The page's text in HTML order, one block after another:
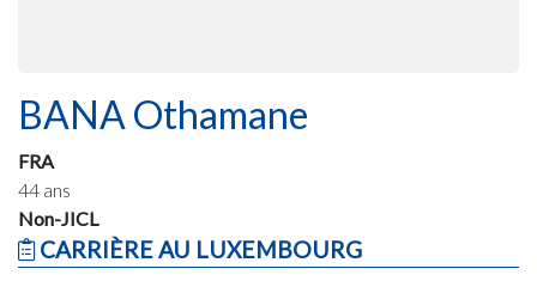
BANA Othamane
FRA
44 ans
Non-JICL
CARRIÈRE AU LUXEMBOURG